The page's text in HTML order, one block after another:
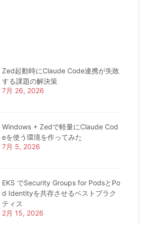
Zed起動時にClaude Code連携が失敗
する課題の解決策
7月 26, 2026
Windows + Zedで軽量にClaude Cod
eを使う環境を作ってみた
7月 5, 2026
EKS でSecurity Groups for PodsとPo
d Identityを共存させるベストプラク
ティス
2月 15, 2026